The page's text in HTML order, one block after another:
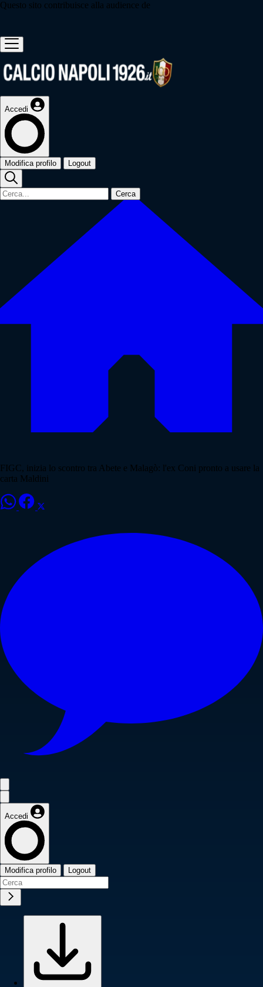
Questo sito contribuisce alla audience de
Accedi
Modifica profilo Logout
Cerca
FIGC, inizia lo scontro tra Abete e Malagò: l'ex Coni pronto a usare la
carta Maldini
Accedi
Modifica profilo Logout